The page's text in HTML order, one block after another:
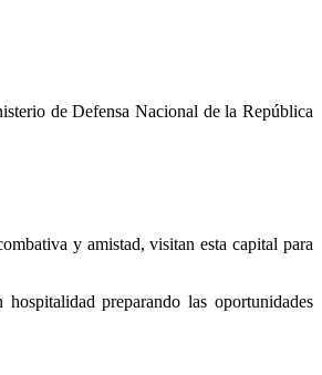
de Defensa Nacional de la República
y amistad, visitan esta capital para
preparando las oportunidades